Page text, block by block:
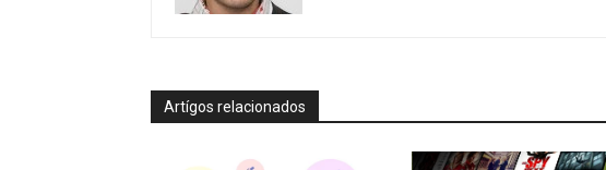
Artígos relacionados